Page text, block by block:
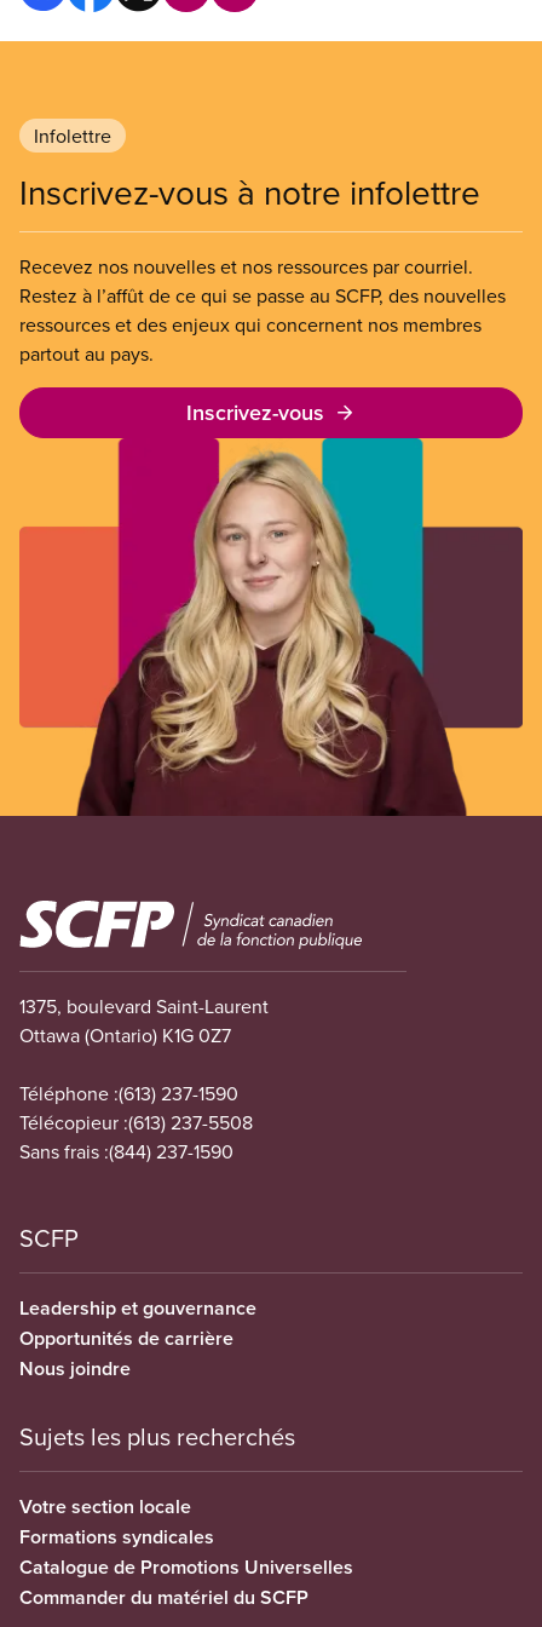
Infolettre
Inscrivez-vous à notre infolettre
Recevez nos nouvelles et nos ressources par courriel.
Restez à l’affût de ce qui se passe au SCFP, des nouvelles
ressources et des enjeux qui concernent nos membres
partout au pays.
Inscrivez-vous
Image
1375, boulevard Saint-Laurent
Ottawa (Ontario) K1G 0Z7
Téléphone :(613) 237-1590
Télécopieur :(613) 237-5508
Sans frais :(844) 237-1590
SCFP
Leadership et gouvernance
Opportunités de carrière
Nous joindre
Sujets les plus recherchés
Votre section locale
Formations syndicales
Catalogue de Promotions Universelles
Commander du matériel du SCFP